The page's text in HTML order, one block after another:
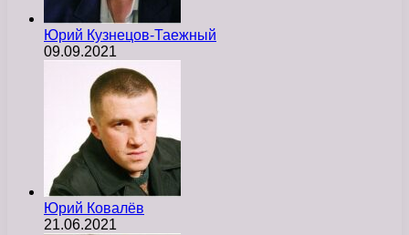
Юрий Кузнецов-Таежный
09.09.2021
Юрий Ковалёв
21.06.2021